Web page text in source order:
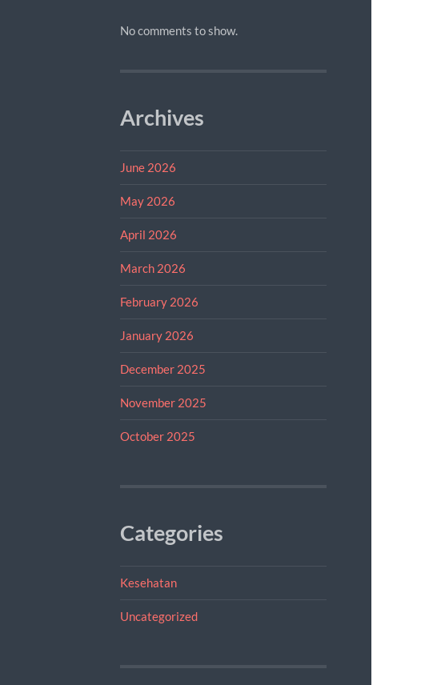
No comments to show.
Archives
June 2026
May 2026
April 2026
March 2026
February 2026
January 2026
December 2025
November 2025
October 2025
Categories
Kesehatan
Uncategorized